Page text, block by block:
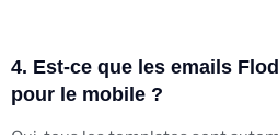
4. Est-ce que les emails
pour le mobile ?